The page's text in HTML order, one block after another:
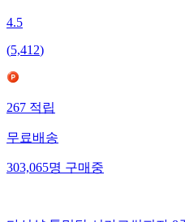
4.5
(5,412)
267적립
무료배송
303,065명구매중